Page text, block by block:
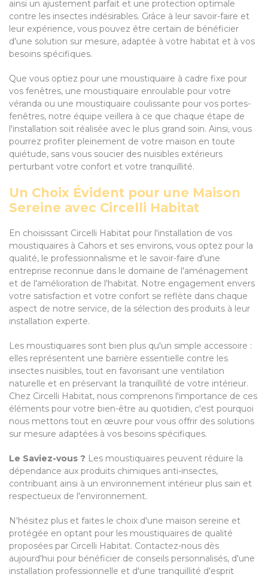
ainsi un ajustement parfait et une protection optimale
contre les insectes indésirables. Grâce à leur savoir-faire et
leur expérience, vous pouvez être certain de bénéficier
d'une solution sur mesure, adaptée à votre habitat et à vos
besoins spécifiques.
Que vous optiez pour une moustiquaire à cadre fixe pour
vos fenêtres, une moustiquaire enroulable pour votre
véranda ou une moustiquaire coulissante pour vos portes-
fenêtres, notre équipe veillera à ce que chaque étape de
l'installation soit réalisée avec le plus grand soin. Ainsi, vous
pourrez profiter pleinement de votre maison en toute
quiétude, sans vous soucier des nuisibles extérieurs
perturbant votre confort et votre tranquillité.
Un Choix Évident pour une Maison
Sereine avec Circelli Habitat
En choisissant Circelli Habitat pour l'installation de vos
moustiquaires à Cahors et ses environs, vous optez pour la
qualité, le professionnalisme et le savoir-faire d'une
entreprise reconnue dans le domaine de l'aménagement
et de l'amélioration de l'habitat. Notre engagement envers
votre satisfaction et votre confort se reflète dans chaque
aspect de notre service, de la sélection des produits à leur
installation experte.
Les moustiquaires sont bien plus qu'un simple accessoire :
elles représentent une barrière essentielle contre les
insectes nuisibles, tout en favorisant une ventilation
naturelle et en préservant la tranquillité de votre intérieur.
Chez Circelli Habitat, nous comprenons l'importance de ces
éléments pour votre bien-être au quotidien, c'est pourquoi
nous mettons tout en œuvre pour vous offrir des solutions
sur mesure adaptées à vos besoins spécifiques.
Le Saviez-vous ? Les moustiquaires peuvent réduire la
dépendance aux produits chimiques anti-insectes,
contribuant ainsi à un environnement intérieur plus sain et
respectueux de l'environnement.
N'hésitez plus et faites le choix d'une maison sereine et
protégée en optant pour les moustiquaires de qualité
proposées par Circelli Habitat. Contactez-nous dès
aujourd'hui pour bénéficier de conseils personnalisés, d'une
installation professionnelle et d'une tranquillité d'esprit